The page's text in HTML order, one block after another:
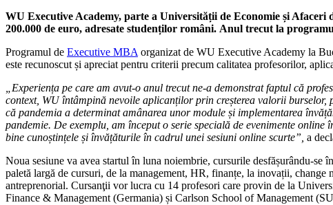
WU Executive Academy, parte a Universității de Economie și Afaceri
200.000 de euro, adresate studenților români. Anul trecut la
Programul de Executive MBA organizat de WU Executive Academy la
este recunoscut și apreciat pentru criterii precum calitatea profesorilor,
„Experiența pe care am avut-o anul trecut ne-a demonstrat faptul că
context, WU întâmpină nevoile aplicanților prin creșterea valorii burselor,
că pandemia a determinat amânarea unor module și implementarea
pandemie. De exemplu, am început o serie specială de evenimente
bine cunoștințele și învățăturile în cadrul unei sesiuni online scurte”, a
Noua sesiune va avea startul în luna noiembrie, cursurile desfășurându-
paletă largă de cursuri, de la management, HR, finanțe, la inovații,
antreprenorial. Cursanţii vor lucra cu 14 profesori care provin de la
Finance & Management (Germania) și Carlson School of Management